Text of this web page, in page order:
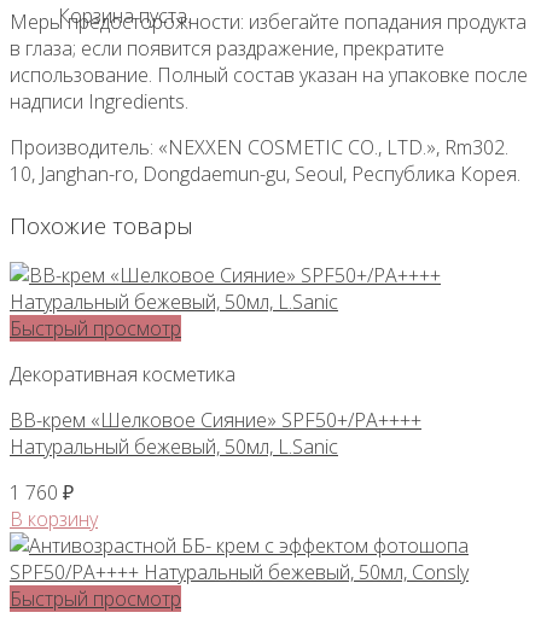
Корзина пуста.
Меры предосторожности: избегайте попадания продукта
в глаза; если появится раздражение, прекратите
использование. Полный состав указан на упаковке после
надписи Ingredients.
Производитель: «NEXXEN COSMETIC СО., LTD.», Rm302.
10, Janghan-ro, Dongdaemun-gu, Seoul, Республика Корея.
Похожие товары
Быстрый просмотр
Декоративная косметика
ВВ-крем «Шелковое Сияние» SPF50+/PA++++
Натуральный бежевый, 50мл, L.Sanic
1 760 ₽
В корзину
Быстрый просмотр